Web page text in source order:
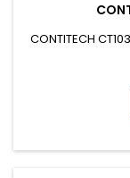
CONTITECH